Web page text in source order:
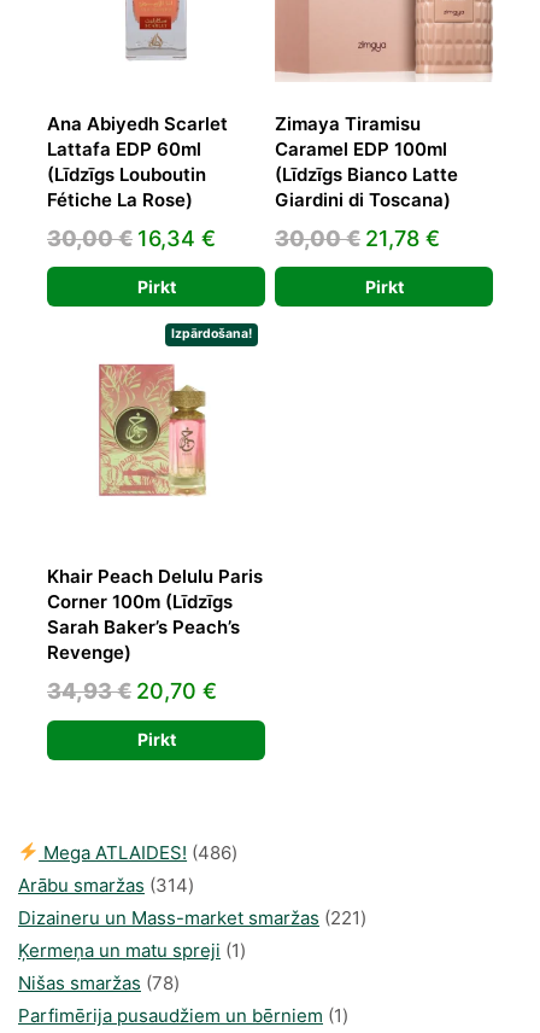
Ana Abiyedh Scarlet
Lattafa EDP 60ml
(Līdzīgs Louboutin
Fétiche La Rose)
30,00€ Original
price
was:
30,00 €.
16,34 € Current
price
is:
16,34 €.
Pirkt
Zimaya Tiramisu
Caramel EDP 100ml
(Līdzīgs Bianco Latte
Giardini di Toscana)
30,00€ Original
price
was:
21,78 €
price
is:
Pirkt
Izpārdošana!
Khair Peach Delulu Paris
Corner 100m (Līdzīgs
Sarah Baker’s Peach’s
Revenge)
34,93€ Original
price
was:
20,70 €
price
is:
Pirkt
Mega ATLAIDES! 486486
Arābu smaržas 314314
produkti
Dizaineru un Mass-market smaržas 221221
Ķermeņa un matu spreji 11
Nišas smaržas 7878
produkts
Parfimērija pusaudžiem un bērniem 11